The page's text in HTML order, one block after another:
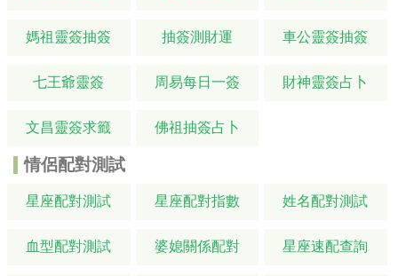
媽祖靈簽抽簽 抽簽測財運 車公靈簽抽簽
七王爺靈簽 周易每日一簽 財神靈簽占卜
文昌靈簽求籤 佛祖抽簽占卜
情侶配對測試
星座配對測試 星座配對指數 姓名配對測試
血型配對測試 婆媳關係配對 星座速配查詢